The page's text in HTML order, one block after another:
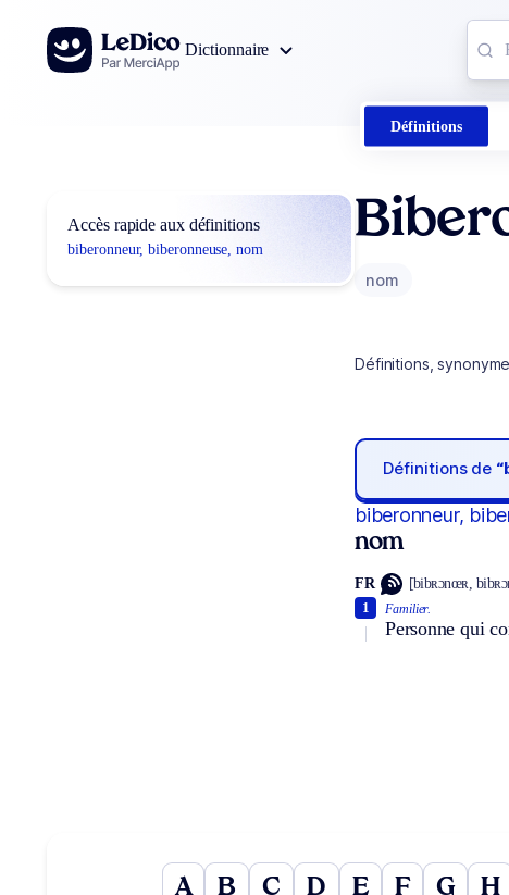
Aller au contenu
Dictionnaire
Définitions
Accès rapide aux définitions
biberonneur, biberonneuse, nom
nom
Définitions,
Définitions de
biberonneur,
nom
FR [bibʀɔnœʀ,
Familier.
Personne qui
1
A B C D E F G H